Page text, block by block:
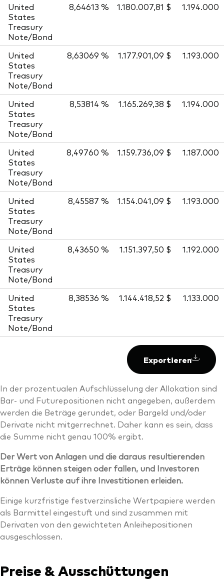
United
States
Treasury
Note/Bond
8,64613 % 1.180.007,81 $ 1.194.000
United
States
Treasury
Note/Bond
8,63069 % 1.177.901,09 $ 1.193.000
United
States
Treasury
Note/Bond
8,53814 % 1.165.269,38 $ 1.194.000
United
States
Treasury
Note/Bond
8,49760 % 1.159.736,09 $ 1.187.000
United
States
Treasury
Note/Bond
8,45587 % 1.154.041,09 $ 1.193.000
United
States
Treasury
Note/Bond
8,43650 % 1.151.397,50 $ 1.192.000
United
States
Treasury
Note/Bond
8,38536 % 1.144.418,52 $ 1.133.000
Exportieren
In der prozentualen Aufschlüsselung der Allokation sind
Bar- und Futurepositionen nicht angegeben, außerdem
werden die Beträge gerundet, oder Bargeld und/oder
Derivate nicht mitgerrechnet. Daher kann es sein, dass
die Summe nicht genau 100% ergibt.
Der Wert von Anlagen und die daraus resultierenden
Erträge können steigen oder fallen, und Investoren
können Verluste auf ihre Investitionen erleiden.
Einige kurzfristige festverzinsliche Wertpapiere werden
als Barmittel eingestuft und sind zusammen mit
Derivaten von den gewichteten Anleihepositionen
ausgeschlossen.
Preise & Ausschüttungen